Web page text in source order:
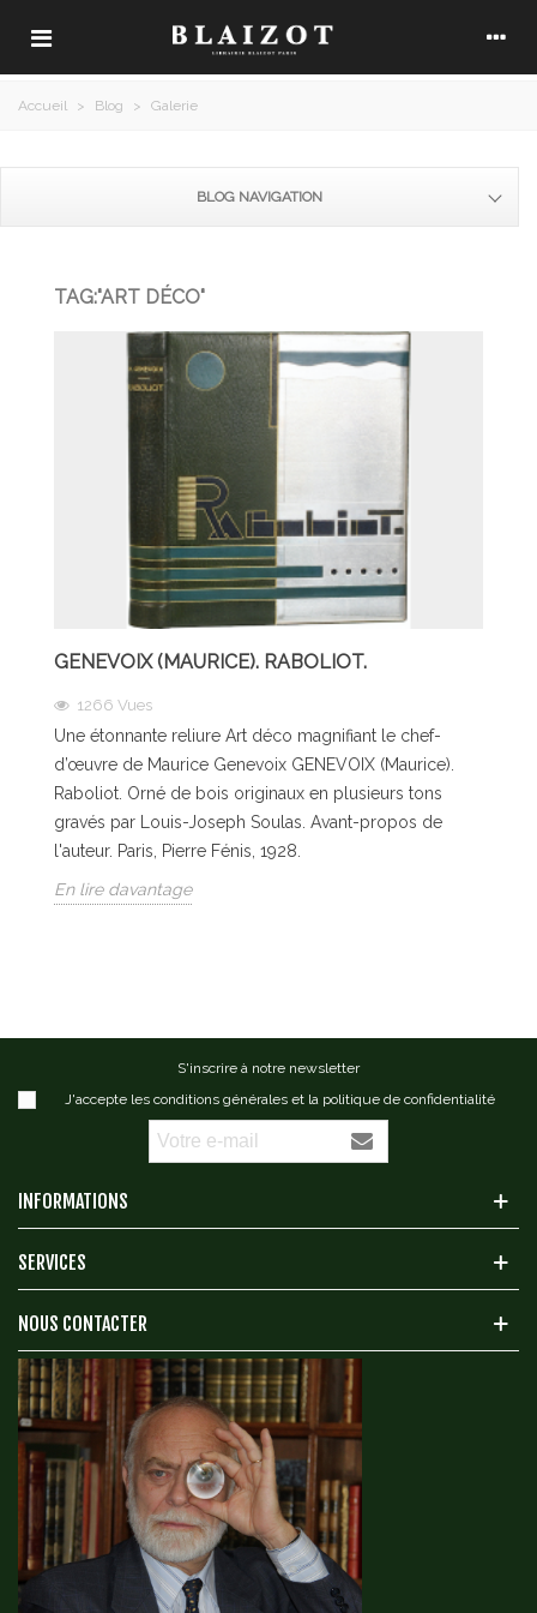
Accueil > Blog > Galerie
BLOG NAVIGATION
TAG:"ART DÉCO"
GENEVOIX (MAURICE). RABOLIOT.
1266 Vues
Une étonnante reliure Art déco magnifiant le chef-
d’œuvre de Maurice Genevoix GENEVOIX (Maurice).
Raboliot. Orné de bois originaux en plusieurs tons
gravés par Louis-Joseph Soulas. Avant-propos de
l'auteur. Paris, Pierre Fénis, 1928.
En lire davantage
S'inscrire à notre newsletter
J'accepte les conditions générales et la politique de confidentialité
INFORMATIONS
SERVICES
NOUS CONTACTER